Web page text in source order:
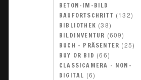
BETON-IM-BILD
BAUFORTSCHRITT (132)
BIBLIOTHEK (38)
BILDINVENTUR (609)
BUCH – PRÄSENTER (25)
BUY OR BID (66)
CLASSICAMERA – NON-
DIGITAL (6)